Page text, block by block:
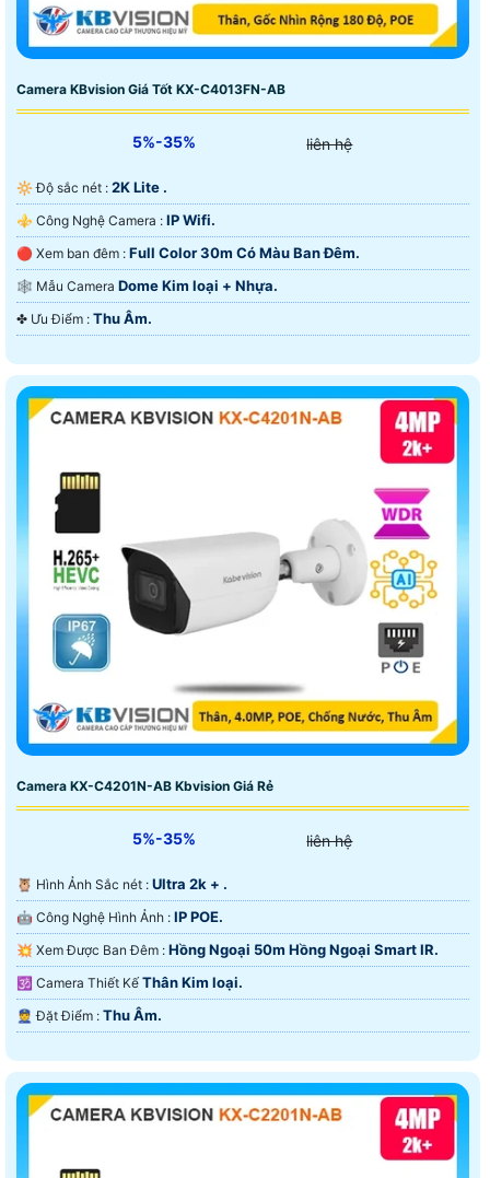
Camera KBvision Giá Tốt KX-C4013FN-AB
5%-35% liên hệ
🔆 Độ sắc nét : 2K Lite .
⚜️ Công Nghệ Camera : IP Wifi.
🔴 Xem ban đêm : Full Color 30m Có Màu Ban Ðêm.
🕸️ Mẫu Camera Dome Kim loại + Nhựa.
️✤ Ưu Điểm : Thu Âm.
Camera KX-C4201N-AB Kbvision Giá Rẻ
5%-35% liên hệ
🦉 Hình Ảnh Sắc nét : Ultra 2k + .
🤖️ Công Nghệ Hình Ảnh : IP POE.
💥 Xem Được Ban Đêm : Hồng Ngoại 50m Hồng Ngoại Smart IR.
🕉️ Camera Thiết Kế Thân Kim loại.
️👮 Đặt Điểm : Thu Âm.